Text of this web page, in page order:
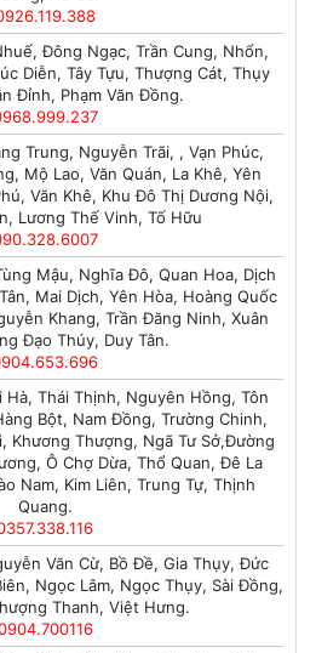
Đông Ngạc, Trần Cung, Nhổn,
Diễn, Tây Tựu, Thượng Cát, Thụy
Đỉnh, Phạm Văn Đồng.
Trung, Nguyễn Trãi, , Vạn Phúc,
Mộ Lao, Văn Quán, La Khê, Yên
Văn Khê, Khu Đô Thị Dương Nội,
Lương Thế Vinh, Tố Hữu
Mậu, Nghĩa Đô, Quan Hoa, Dịch
Mai Dịch, Yên Hòa, Hoàng Quốc
Khang, Trần Đăng Ninh, Xuân
Đạo Thúy, Duy Tân.
Thái Thịnh, Nguyên Hồng, Tôn
Bột, Nam Đồng, Trường Chinh,
Khương Thượng, Ngã Tư Sở,Đường
Ô Chợ Dừa, Thổ Quan, Đê La
Nam, Kim Liên, Trung Tự, Thịnh
Quang.
Văn Cừ, Bồ Đề, Gia Thụy, Đức
Ngọc Lâm, Ngọc Thụy, Sài Đồng,
Thanh, Việt Hưng.